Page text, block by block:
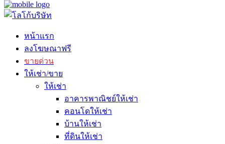
หน้าแรก
ลงโฆษณาฟรี
ขายด่วน
ให้เช่า/ขาย
ให้เช่า
อาคารพาณิชย์ให้เช่า
คอนโดให้เช่า
บ้านให้เช่า
ที่ดินให้เช่า